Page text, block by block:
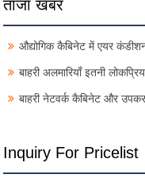
ताजा खबर
औद्योगिक कैबिनेट में एयर
बाहरी अलमारियाँ इतनी
बाहरी नेटवर्क कैबिनेट और
Inquiry For Pricelist